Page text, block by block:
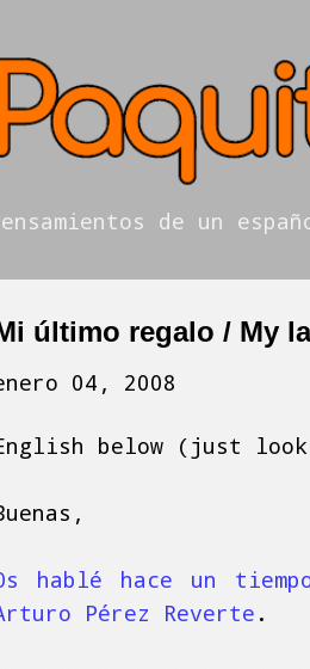
de un
último regalo / My
04, 2008
below (just
hablé hace un
Pérez Reverte .